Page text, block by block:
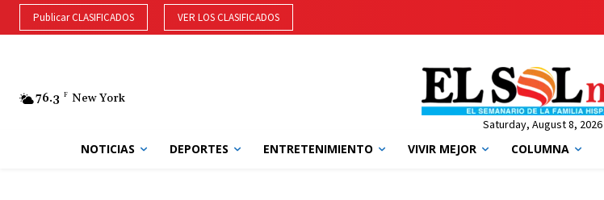
Publicar CLASIFICADOS VER LOS CLASIFICADOS
76.3 F New York
Saturday, August 8, 2026
NOTICIAS DEPORTES ENTRETENIMIENTO VIVIR MEJOR COLUMNA